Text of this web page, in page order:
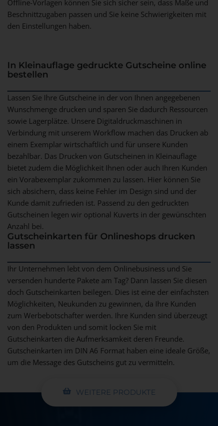
Offline-Vorlagen können Sie sich sicher sein, dass Maße und
Beschnittzugaben passen und Sie keine Schwierigkeiten mit
den Einstellungen haben.
In Kleinauflage gedruckte Gutscheine online
bestellen
Lassen Sie Ihre Gutscheine in der von Ihnen angegebenen
Wunschmenge drucken und sparen Sie dadurch Ressourcen
sowie Lagerplätze. Unsere Digitaldruckmaschinen in
Verbindung mit unserem Workflow machen das Drucken ab
einem Exemplar wirtschaftlich und für unsere Kunden
bezahlbar. Das Drucken von Gutscheinen in Kleinauflage
bietet zudem die Möglichkeit Ihnen oder auch Ihren Kunden
ein Vorabexemplar zukommen zu lassen. Hier können Sie
sich absichern, dass keine Fehler im Design sind und der
Kunde damit zufrieden ist. Passend zu den gedruckten
Gutscheinen legen wir optional Kuverts in der gewünschten
Anzahl bei.
Gutscheinkarten für Onlineshops drucken
lassen
Ihr Unternehmen lebt von dem Onlinebusiness und Sie
versenden hunderte Pakete am Tag? Dann lassen Sie diesen
doch Gutscheinkarten beilegen. Dies ist eine der einfachsten
Möglichkeiten, Neukunden zu gewinnen, da Ihre Kunden
zum Werbebotschafter werden. Ihre Kunden sind überzeugt
von den Produkten und somit locken Sie mit
Gutscheinkarten die Aufmerksamkeit deren Freunde.
Gutscheinkarten im DIN A6 Format haben eine ideale Größe,
um die Message des Gutscheins gut zu vermitteln.
WEITERE PRODUKTE